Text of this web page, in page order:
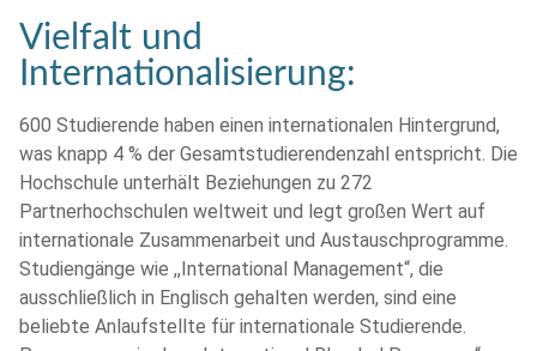
Vielfalt und
Internationalisierung:
600 Studierende haben einen internationalen Hintergrund,
was knapp 4 % der Gesamtstudierendenzahl entspricht. Die
Hochschule unterhält Beziehungen zu 272
Partnerhochschulen weltweit und legt großen Wert auf
internationale Zusammenarbeit und Austauschprogramme.
Studiengänge wie ,,International Management“, die
ausschließlich in Englisch gehalten werden, sind eine
beliebte Anlaufstellte für internationale Studierende.